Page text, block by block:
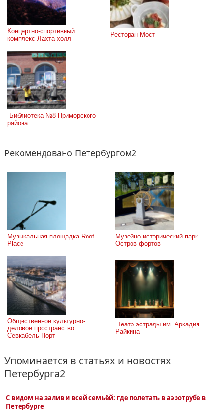
Концертно-спортивный
комплекс Лахта-холл
Ресторан Мост
района
Рекомендовано Петербургом2
Музыкальная площадка Roof
Place
Музейно-исторический парк
Остров фортов
Общественное культурно-
деловое пространство
Севкабель Порт
Райкина
Упоминается в статьях и новостях
Петербурга2
С видом на залив и всей семьёй: где полетать в аэротрубе в
Петербурге